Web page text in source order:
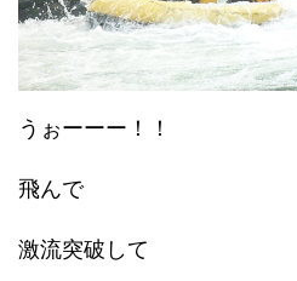
うぉーーー！！
飛んで
激流突破して